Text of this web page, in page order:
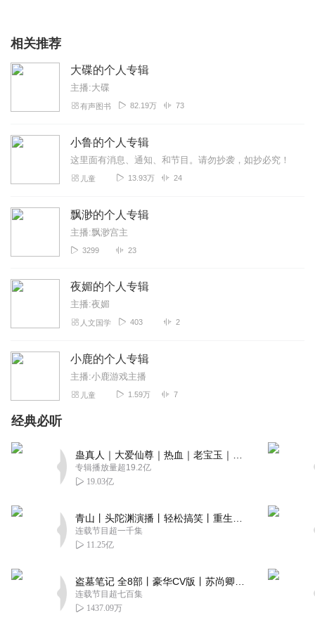
相关推荐
大碟的个人专辑
主播:大碟
有声图书 82.19万 73
小鲁的个人专辑
这里面有消息、通知、和节目。请勿抄袭，如抄必究！
儿童 13.93万 24
飘渺的个人专辑
主播:飘渺宫主
3299 23
夜媚的个人专辑
主播:夜媚
人文国学 403 2
小鹿的个人专辑
主播:小鹿游戏主播
儿童 1.59万 7
经典必听
专辑播放量超19.2亿
19.03亿
连载节目超一千集
11.25亿
连载节目超七百集
1437.09万